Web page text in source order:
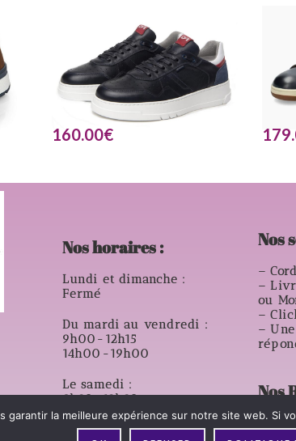
160.00€
Nos horaires :
Lundi et dimanche :
Fermé
Du mardi au vendredi :
9h00-12h15
14h00-19h00
Le samedi :
8h30-12h30
14h00- 18h00
Nos
–
–
ou
–
–
Nos
garantir la meilleure expérience sur notre site web. Si